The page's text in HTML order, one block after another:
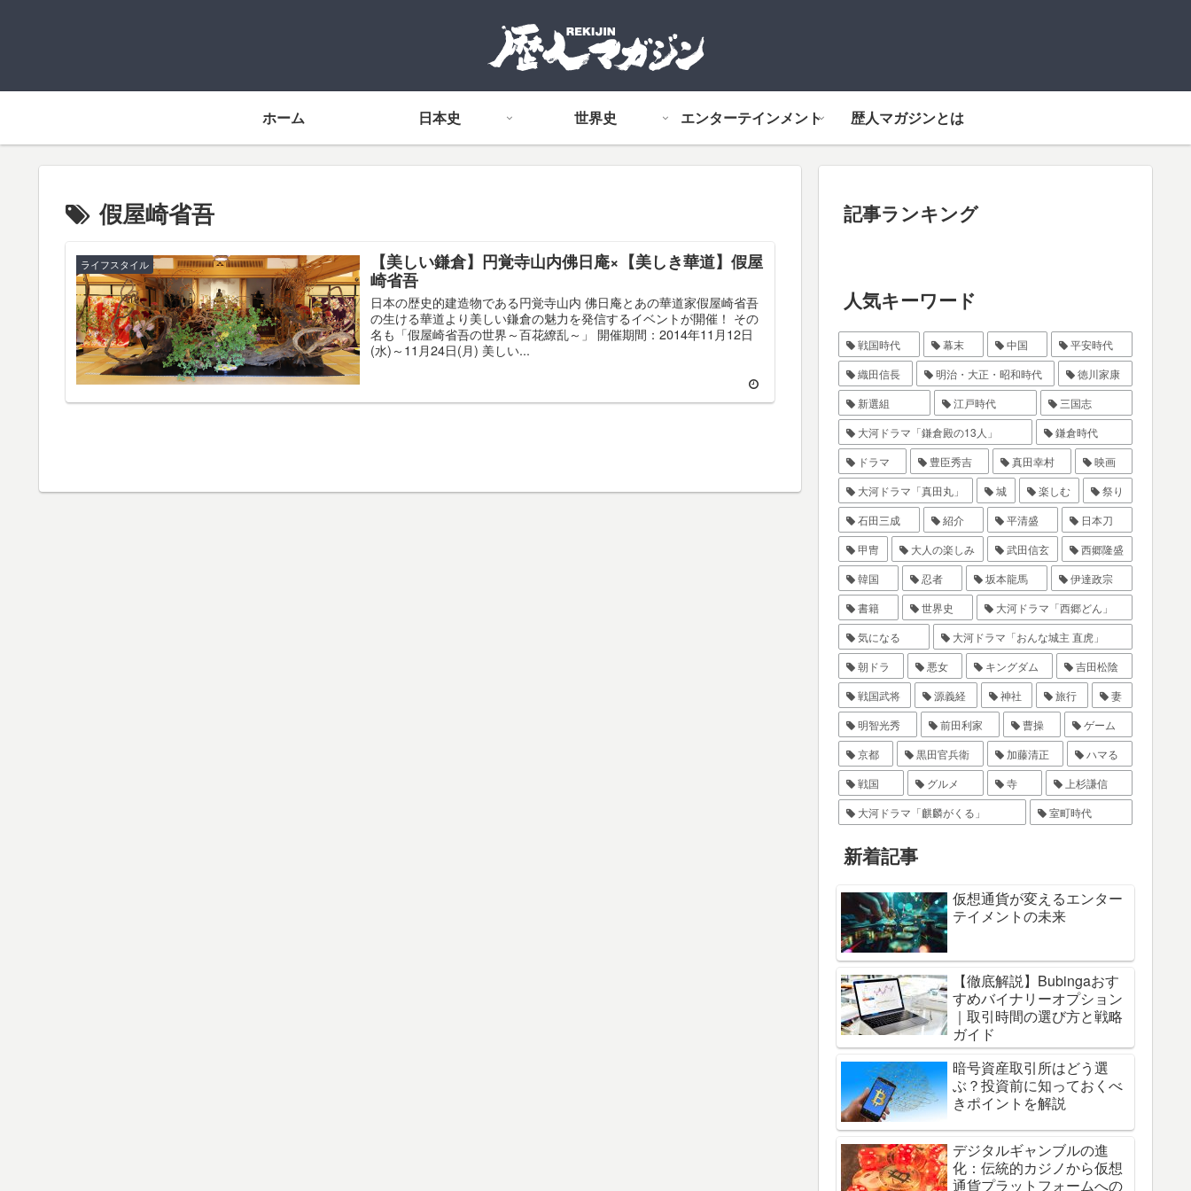
ホーム 日本史 世界史 エンターテインメント 歴人マガジンとは
假屋崎省吾
ライフスタイル
【美しい鎌倉】円覚寺山内佛日庵×【美しき華道】假屋
崎省吾
日本の歴史的建造物である円覚寺山内 佛日庵とあの華道家假屋崎省吾
の生ける華道より美しい鎌倉の魅力を発信するイベントが開催！ その
名も「假屋崎省吾の世界～百花繚乱～」 開催期間：2014年11月12日
(水)～11月24日(月) 美しい...
記事ランキング
人気キーワード
戦国時代 幕末 中国
平安時代
織田信長
明治・大正・昭和時代
徳川家康
新選組
江戸時代
三国志
大河ドラマ「鎌倉殿の13人」
鎌倉時代
ドラマ
豊臣秀吉 真田幸村
映画
大河ドラマ「真田丸」
城 楽しむ
祭り
石田三成
紹介 平清盛
日本刀
甲冑
大人の楽しみ 武田信玄
西郷隆盛
韓国
忍者 坂本龍馬
伊達政宗
書籍
世界史
大河ドラマ「西郷どん」
気になる
大河ドラマ「おんな城主 直虎」
朝ドラ
悪女 キングダム
吉田松陰
戦国武将
源義経 神社 旅行
妻
明智光秀
前田利家 曹操
ゲーム
京都
黒田官兵衛 加藤清正
ハマる
戦国
グルメ 寺
上杉謙信
大河ドラマ「麒麟がくる」
室町時代
新着記事
仮想通貨が変えるエンター
テイメントの未来
【徹底解説】Bubingaおす
すめバイナリーオプション
｜取引時間の選び方と戦略
ガイド
暗号資産取引所はどう選
ぶ？投資前に知っておくべ
きポイントを解説
デジタルギャンブルの進
化：伝統的カジノから仮想
通貨プラットフォームへの